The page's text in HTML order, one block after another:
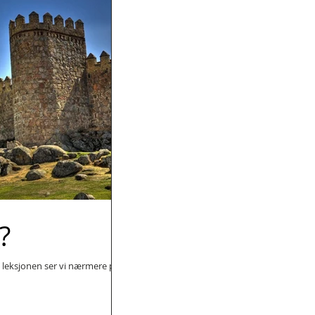
ser vi nærmere på